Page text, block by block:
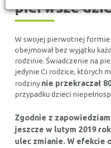
pierwsze
W swojej pierwotnej formie
obejmował bez wyjątku
rodzinie. Świadczenie na
jedynie Ci rodzice, których
rodziny nie przekraczał
przypadku dzieci
Zgodnie z
jeszcze w lutym 2019
ulec zmianie. W efekcie